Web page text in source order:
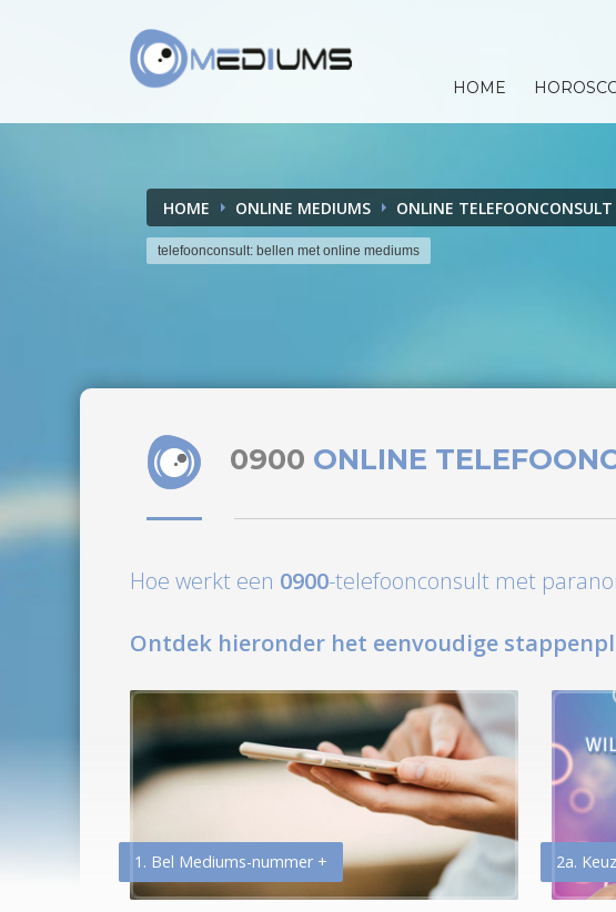
HOME
HOME ONLINE MEDIUMS ONLINE TELEFOONCONSULT
telefoonconsult: bellen met online mediums
0900 ONLINE
Hoe werkt een 0900-telefoonconsult met
Ontdek hieronder het eenvoudige
1. Bel Mediums-nummer + 2a.